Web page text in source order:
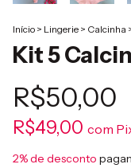
Início > Lingerie > Calcinha
Kit 5
R$50,00
R$49,00 com
2% de desconto